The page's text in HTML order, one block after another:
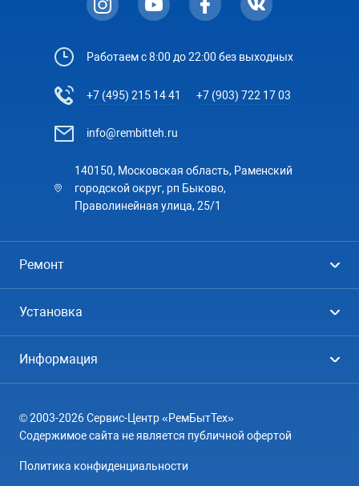
Работаем с 8:00 до 22:00 без выходных
+7 (495) 215 14 41 +7 (903) 722 17 03
info@rembitteh.ru
140150, Московская область, Раменский
городской округ, рп Быково,
Праволинейная улица, 25/1
Ремонт
Посудомоечные машины
Кондиционеры
Варочные панели
Установка
Кондиционеры
Информация
География
© 2003-2026 Сервис-Центр «РемБытТех»
Содержимое сайта не является публичной офертой
Политика конфиденциальности